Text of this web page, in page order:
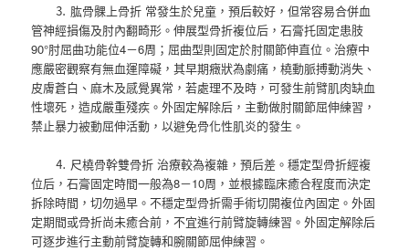
⒊ 肱骨髁上骨折 常發生於兒童，預后較好，但常容易合併血
管神經損傷及肘內翻畸形。伸展型骨折複位后，石膏托固定患肢
90°肘屈曲功能位4－6周；屈曲型則固定於肘關節伸直位。治療中
應嚴密觀察有無血運障礙，其早期癥狀為劇痛，橈動脈搏動消失、
皮膚蒼白、麻木及感覺異常，若處理不及時，可發生前臂肌肉缺血
性壞死，造成嚴重殘疾。外固定解除后，主動做肘關節屈伸練習，
禁止暴力被動屈伸活動，以避免骨化性肌炎的發生。
⒋ 尺橈骨幹雙骨折 治療較為複雜，預后差。穩定型骨折經複
位后，石膏固定時間一般為8－10周，並根據臨床癒合程度而決定
拆除時間，切勿過早。不穩定型骨折需手術切開複位內固定。外固
定期間或骨折尚未癒合前，不宜進行前臂旋轉練習。外固定解除后
可逐步進行主動前臂旋轉和腕關節屈伸練習。